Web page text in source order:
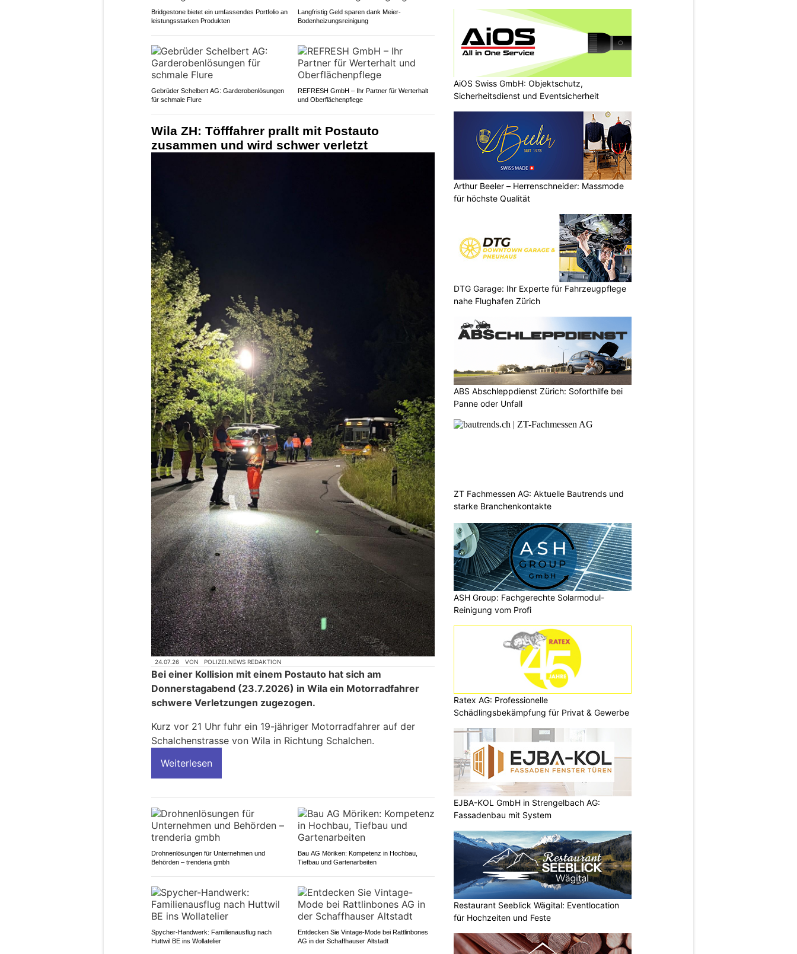
Bridgestone bietet ein umfassendes Portfolio an
leistungsstarken Produkten
Langfristig Geld sparen dank Meier-
Bodenheizungsreinigung
Gebrüder Schelbert AG: Garderobenlösungen
für schmale Flure
REFRESH GmbH – Ihr Partner für Werterhalt
und Oberflächenpflege
Wila ZH: Töfffahrer prallt mit Postauto
zusammen und wird schwer verletzt
24.07.26 VON POLIZEI.NEWS REDAKTION
Bei einer Kollision mit einem Postauto hat sich am
Donnerstagabend (23.7.2026) in Wila ein Motorradfahrer
schwere Verletzungen zugezogen.
Kurz vor 21 Uhr fuhr ein 19-jähriger Motorradfahrer auf der
Schalchenstrasse von Wila in Richtung Schalchen.
Weiterlesen
Drohnenlösungen für Unternehmen und
Behörden – trenderia gmbh
Bau AG Möriken: Kompetenz in Hochbau,
Tiefbau und Gartenarbeiten
Spycher-Handwerk: Familienausflug nach
Huttwil BE ins Wollatelier
Entdecken Sie Vintage-Mode bei Rattlinbones
AG in der Schaffhauser Altstadt
AiOS Swiss GmbH: Objektschutz,
Sicherheitsdienst und Eventsicherheit
Arthur Beeler – Herrenschneider: Massmode
für höchste Qualität
DTG Garage: Ihr Experte für Fahrzeugpflege
nahe Flughafen Zürich
ABS Abschleppdienst Zürich: Soforthilfe bei
Panne oder Unfall
ZT Fachmessen AG: Aktuelle Bautrends und
starke Branchenkontakte
ASH Group: Fachgerechte Solarmodul-
Reinigung vom Profi
Ratex AG: Professionelle
Schädlingsbekämpfung für Privat & Gewerbe
EJBA-KOL GmbH in Strengelbach AG:
Fassadenbau mit System
Restaurant Seeblick Wägital: Eventlocation
für Hochzeiten und Feste